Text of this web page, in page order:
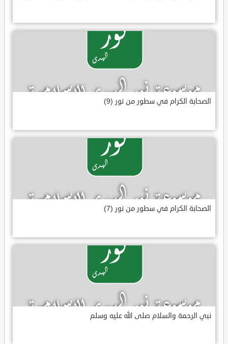
الصحابة الكرام في سطور من نور (9)
الصحابة الكرام في سطور من نور (7)
نبي الرحمة والسلام صلى الله عليه وسلم